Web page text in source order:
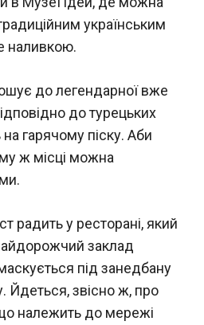
українським
наливкою.
до легендарної вже
до турецьких
гарячому піску. Аби
ж місці можна
радить у ресторані, який
заклад
під занедбану
Йдеться, звісно ж, про
належить до мережі